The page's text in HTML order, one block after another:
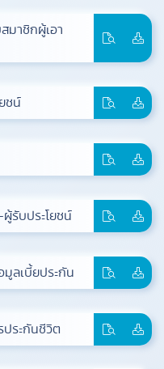
มาชิกผู้เอา
ชน์
รับประโยชน์
มูลเบี้ยประกัน
ระกันชีวิต